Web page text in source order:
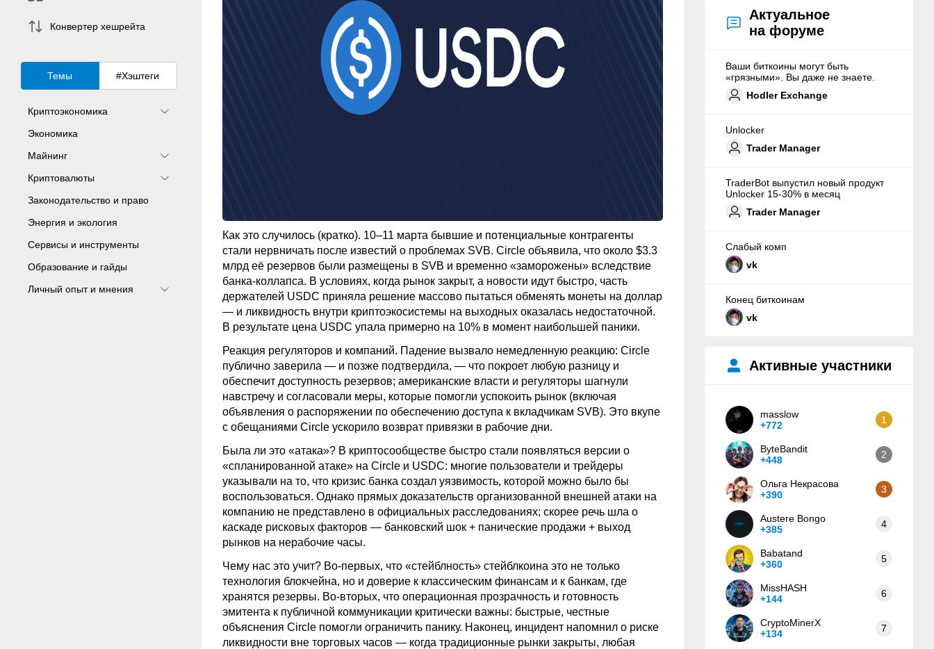
Конвертер хешрейта
Темы #Хэштеги
Криптоэкономика
Экономика
Майнинг
Криптовалюты
Законодательство и право
Энергия и экология
Сервисы и инструменты
Образование и гайды
Личный опыт и мнения
Как это случилось (кратко). 10–11 марта бывшие и потенциальные контрагенты
стали нервничать после известий о проблемах SVB. Circle объявила, что около $3.3
млрд её резервов были размещены в SVB и временно «заморожены» вследствие
банка-коллапса. В условиях, когда рынок закрыт, а новости идут быстро, часть
держателей USDC приняла решение массово пытаться обменять монеты на доллар
— и ликвидность внутри криптоэкосистемы на выходных оказалась недостаточной.
В результате цена USDC упала примерно на 10% в момент наибольшей паники.
Реакция регуляторов и компаний. Падение вызвало немедленную реакцию: Circle
публично заверила — и позже подтвердила, — что покроет любую разницу и
обеспечит доступность резервов; американские власти и регуляторы шагнули
навстречу и согласовали меры, которые помогли успокоить рынок (включая
объявления о распоряжении по обеспечению доступа к вкладчикам SVB). Это вкупе
с обещаниями Circle ускорило возврат привязки в рабочие дни.
Была ли это «атака»? В криптосообществе быстро стали появляться версии о
«спланированной атаке» на Circle и USDC: многие пользователи и трейдеры
указывали на то, что кризис банка создал уязвимость, которой можно было бы
воспользоваться. Однако прямых доказательств организованной внешней атаки на
компанию не представлено в официальных расследованиях; скорее речь шла о
каскаде рисковых факторов — банковский шок + панические продажи + выход
рынков на нерабочие часы.
Чему нас это учит? Во-первых, что «стейблность» стейблкоина это не только
технология блокчейна, но и доверие к классическим финансам и к банкам, где
хранятся резервы. Во-вторых, что операционная прозрачность и готовность
эмитента к публичной коммуникации критически важны: быстрые, честные
объяснения Circle помогли ограничить панику. Наконец, инцидент напомнил о риске
ликвидности вне торговых часов — когда традиционные рынки закрыты, любая
Актуальное
на форуме
Ваши биткоины могут быть
«грязными». Вы даже не знаете.
Hodler Exchange
Unlocker
Trader Manager
TraderBot выпустил новый продукт
Unlocker 15-30% в месяц
Trader Manager
Слабый комп
vk
Конец биткоинам
vk
Активные участники
masslow
+772
1
ByteBandit
+448
2
Ольга Некрасова
+390
3
Austere Bongo
+385
4
Babatand
+360
5
MissHASH
+144
6
CryptoMinerX
+134
7